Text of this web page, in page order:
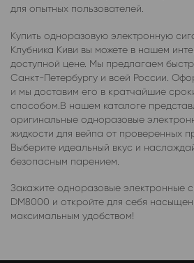
для опытных пользователей.
Купить одноразовую электронную
Клубника Киви вы можете в нашем
доступной цене. Мы предлагаем
Санкт-Петербургу и всей России.
и мы доставим его в кратчайшие
способом.В нашем каталоге
оригинальные одноразовые
жидкости для вейпа от проверенных
Выберите идеальный вкус и
безопасным парением.
Закажите одноразовые электронные
DM8000 и откройте для себя
максимальным удобством!